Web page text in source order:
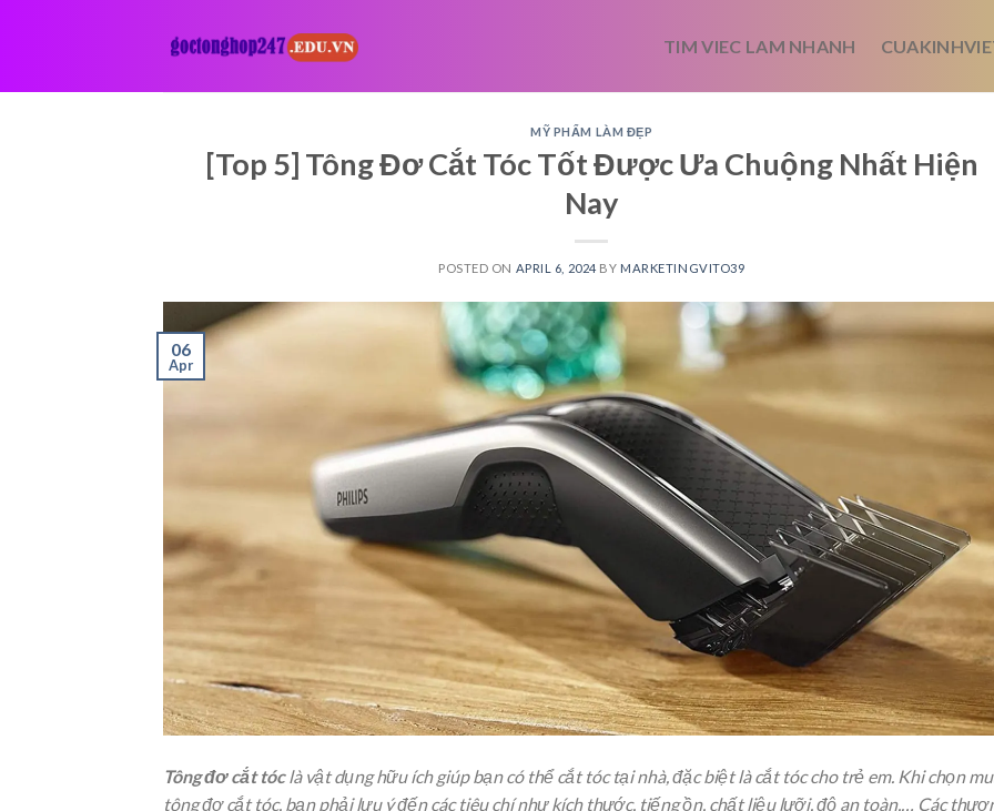
TIM VIEC LAM NHANH
MỸ PHẨM LÀM ĐẸP
[Top 5] Tông Đơ Cắt Tóc Tốt Được Ưa Chuộng Nhất Hiện
Nay
POSTED ON APRIL 6, 2024 BY MARKETINGVITO39
06
Apr
Tông đơ cắt tóc là vật dụng hữu ích giúp bạn có thể cắt tóc tại nhà, đặc biệt là cắt tóc cho trẻ em. Khi chọn
tông đơ cắt tóc, bạn phải lưu ý đến các tiêu chí như kích thước, tiếng ồn, chất liệu lưỡi, độ an toàn,… Các